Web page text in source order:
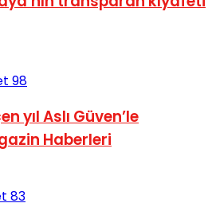
98
yıl Aslı Güven’le
Haberleri
83